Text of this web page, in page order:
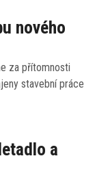
nového
za přítomnosti
stavební práce
a